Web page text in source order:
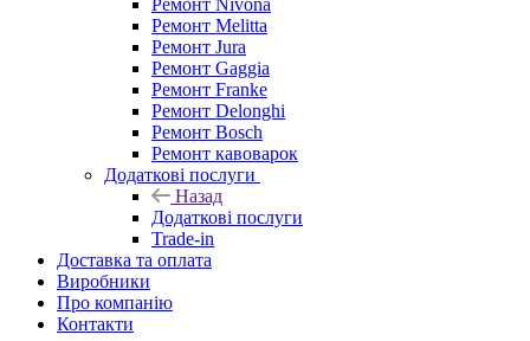
Ремонт Nivona
Ремонт Melitta
Ремонт Jura
Ремонт Gaggia
Ремонт Franke
Ремонт Delonghi
Ремонт Bosch
Ремонт кавоварок
Додаткові послуги
Назад
Додаткові послуги
Trade-in
Доставка та оплата
Виробники
Про компанію
Контакти